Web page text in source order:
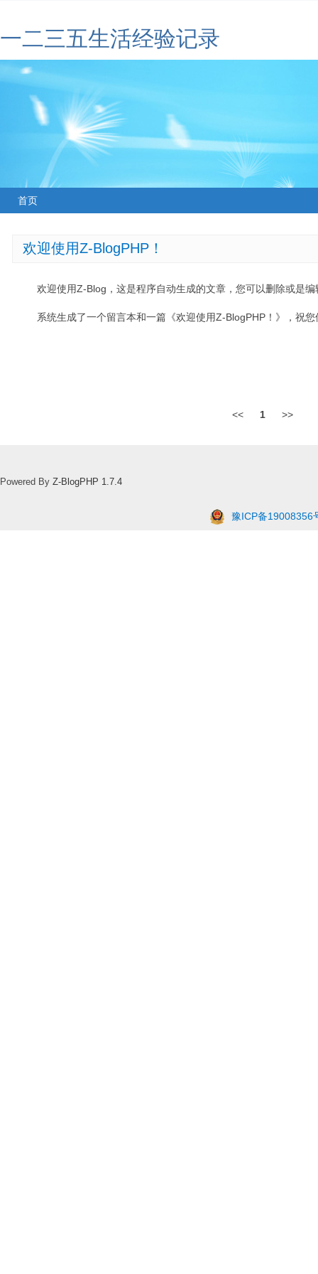
一二三五生活经验记录
首页
欢迎使用Z-BlogPHP！
欢迎使用Z-Blog，这是程序自动生成的文章，您可以删除或是编
系统生成了一个留言本和一篇《欢迎使用Z-BlogPHP！》，祝
<< 1 >>
Powered By Z-BlogPHP 1.7.4
豫ICP备19008356